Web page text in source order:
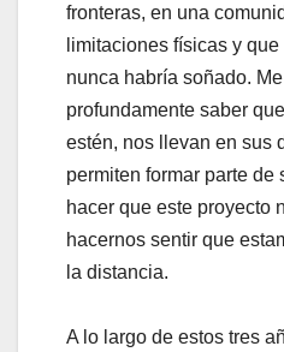
fronteras, en una
limitaciones físicas y
nunca habría soñado.
profundamente saber
estén, nos llevan en sus
permiten formar parte de
hacer que este proyecto
hacernos sentir que
la distancia.
A lo largo de estos tres